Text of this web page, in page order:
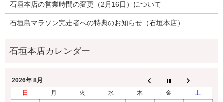
石垣本店の営業時間の変更（2月16日）について
石垣島マラソン完走者への特典のお知らせ（石垣本店）
2026年 8月
日
月 火 水 木 金 土